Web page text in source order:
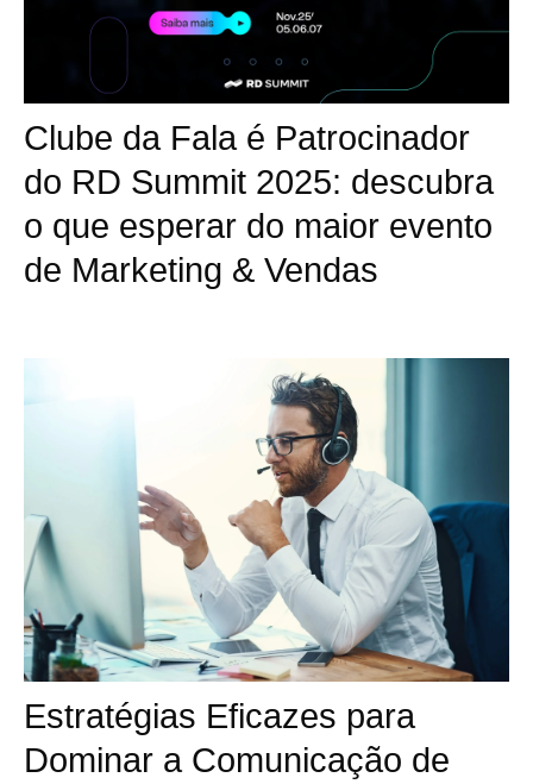
Clube da Fala é Patrocinador
do RD Summit 2025: descubra
o que esperar do maior evento
de Marketing & Vendas
Estratégias Eficazes para
Dominar a Comunicação de